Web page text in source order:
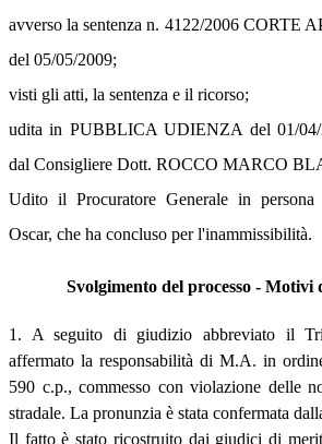
avverso la sentenza n. 4122/2006 CORTE
del 05/05/2009;
visti gli atti, la sentenza e il ricorso;
udita in PUBBLICA UDIENZA del 01/04/
dal Consigliere Dott. ROCCO MARCO
Udito il Procuratore Generale in
Oscar, che ha concluso per l'inammissibilità.
Svolgimento del processo - Motivi
1. A seguito di giudizio abbreviato il
affermato la responsabilità di M.A. in
590 c.p., commesso con violazione delle
stradale. La pronunzia è stata confermata
Il fatto è stato ricostruito dai giudici di